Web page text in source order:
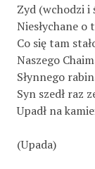
Zyd (wchodzi i
Niesłychane o
Co się tam
Naszego
Słynnego
Syn szedł raz
Upadł na
(Upada)